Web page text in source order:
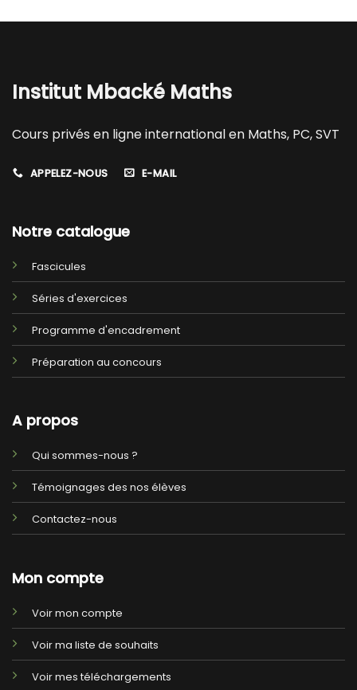
Institut Mbacké Maths
Cours privés en ligne international en Maths, PC, SVT
APPELEZ-NOUS E-MAIL
Notre catalogue
Fascicules
Séries d'exercices
Programme d'encadrement
Préparation au concours
A propos
Qui sommes-nous ?
Témoignages des nos élèves
Contactez-nous
Mon compte
Voir mon compte
Voir ma liste de souhaits
Voir mes téléchargements